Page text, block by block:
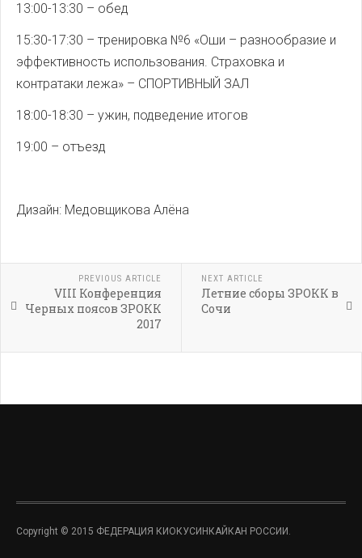
13:00-13:30 – обед
15:30-17:30 – тренировка №6 «Оши – разнообразие и
эффективность использования. Страховка и
контратаки лежа» – СПОРТИВНЫЙ ЗАЛ
18:00-18:30 – ужин, подведение итогов
19:00 – отъезд
Дизайн: Медовщикова Алёна
PREVIOUS ARTICLE
VIII Конференция
Черных поясов ЗРОКК
2017
NEXT ARTICLE
Летние сборы ЗРОКК в
Сочи
Copyright © 2015 ФЕДЕРАЦИЯ КИОКУСИНКАЙКАН РОССИИ.